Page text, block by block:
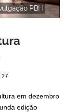
PBH
em dezembro
edição